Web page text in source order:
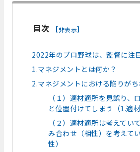
目次 [非表示]
2022年のプロ野球は、監督に注
1.マネジメントとは何か？
2.マネジメントにおける陥りがち
（１）適材適所を見誤り、
と位置付けてしまう（1.適材
（２）適材適所は考えてい
み合わせ（相性）を考えて
性）